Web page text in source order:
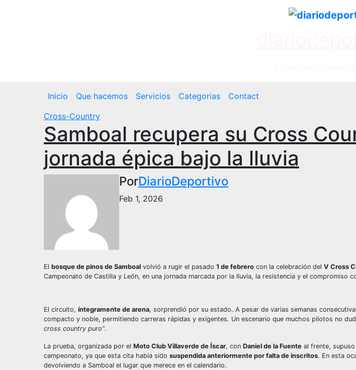
Inicio Que hacemos Servicios Categorias
Contact
Cross-Country
Samboal recupera su Cross
jornada épica bajo la lluvia
PorDiarioDeportivo
Feb 1, 2026
El bosque de pinos de Samboal volvió a rugir el pasado 1 de febrero con la celebración del V Cross
Campeonato de Castilla y León, en una jornada marcada por la lluvia, la resistencia y el compromiso
El circuito, íntegramente de arena, sorprendió por su estado. A pesar de varias semanas
compacto y noble, permitiendo carreras rápidas y exigentes. Un escenario que muchos pilotos no
cross country puro”.
La prueba, organizada por el Moto Club Villaverde de Íscar, con Daniel de la Fuente al frente,
campeonato, ya que esta cita había sido suspendida anteriormente por falta de inscritos. En esta
devolviendo a Samboal el lugar que merece en el calendario.